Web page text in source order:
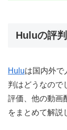
Huluの評
Huluは国内外で
判はどうなので
評価、他の動画
をまとめて解説